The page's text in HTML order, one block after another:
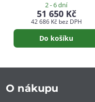
2 - 6 dní
51 650 Kč
42 686 Kč bez DPH
Do košíku
O nákupu